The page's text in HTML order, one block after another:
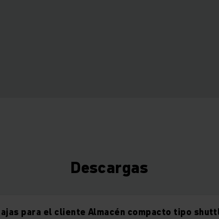
Descargas
para el cliente Almacén compacto tipo